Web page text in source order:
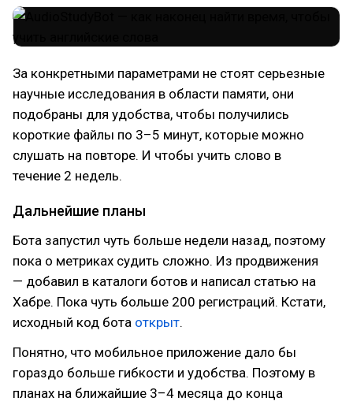
За конкретными параметрами не стоят серьезные
научные исследования в области памяти, они
подобраны для удобства, чтобы получились
короткие файлы по 3–5 минут, которые можно
слушать на повторе. И чтобы учить слово в
течение 2 недель.
Дальнейшие планы
Бота запустил чуть больше недели назад, поэтому
пока о метриках судить сложно. Из продвижения
— добавил в каталоги ботов и написал статью на
Хабре. Пока чуть больше 200 регистраций. Кстати,
исходный код бота открыт.
Понятно, что мобильное приложение дало бы
гораздо больше гибкости и удобства. Поэтому в
планах на ближайшие 3–4 месяца до конца